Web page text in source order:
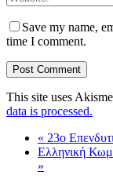
Save my name,
time I comment.
This site uses
data is processed.
« 23o
Ελληνική
»